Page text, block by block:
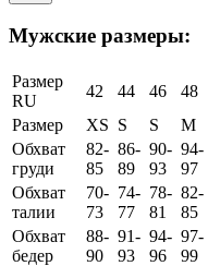
Мужские размеры:
Размер
RU
42 44 46 48
Размер
XS S S M
Обхват
груди
82-
85
86-
89
90-
93
94-
97
Обхват
талии
70-
73
74-
77
78-
81
82-
85
Обхват
бедер
88-
90
91-
93
94-
96
97-
99